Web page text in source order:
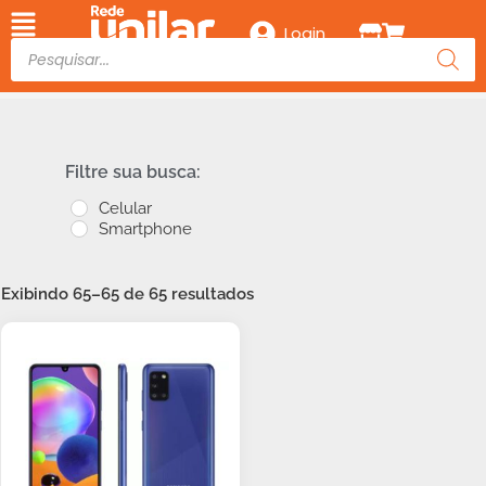
Login
Filtre sua busca:
Celular
Smartphone
Exibindo 65–65 de 65 resultados